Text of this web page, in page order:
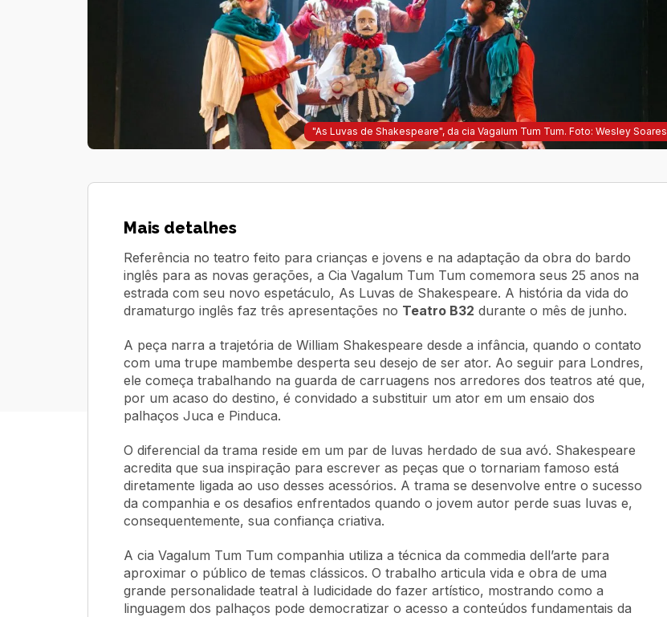
"As Luvas de Shakespeare", da cia Vagalum Tum Tum. Foto: Wesley Soares
Mais detalhes
Referência no teatro feito para crianças e jovens e na adaptação da obra do bardo
inglês para as novas gerações, a Cia Vagalum Tum Tum comemora seus 25 anos na
estrada com seu novo espetáculo, As Luvas de Shakespeare. A história da vida do
dramaturgo inglês faz três apresentações no Teatro B32 durante o mês de junho.
A peça narra a trajetória de William Shakespeare desde a infância, quando o contato
com uma trupe mambembe desperta seu desejo de ser ator. Ao seguir para Londres,
ele começa trabalhando na guarda de carruagens nos arredores dos teatros até que,
por um acaso do destino, é convidado a substituir um ator em um ensaio dos
palhaços Juca e Pinduca.
O diferencial da trama reside em um par de luvas herdado de sua avó. Shakespeare
acredita que sua inspiração para escrever as peças que o tornariam famoso está
diretamente ligada ao uso desses acessórios. A trama se desenvolve entre o sucesso
da companhia e os desafios enfrentados quando o jovem autor perde suas luvas e,
consequentemente, sua confiança criativa.
A cia Vagalum Tum Tum companhia utiliza a técnica da commedia dell’arte para
aproximar o público de temas clássicos. O trabalho articula vida e obra de uma
grande personalidade teatral à ludicidade do fazer artístico, mostrando como a
linguagem dos palhaços pode democratizar o acesso a conteúdos fundamentais da